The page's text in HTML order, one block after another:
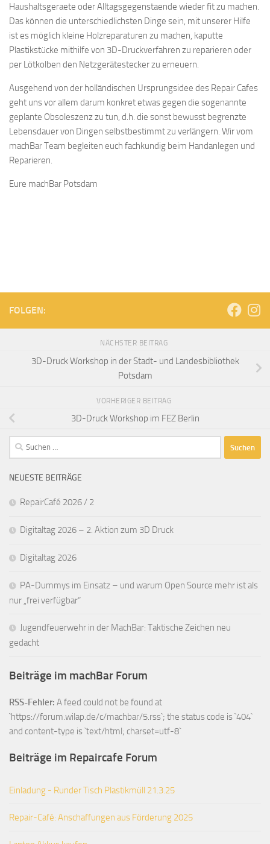
Haushaltsgeraete oder Alltagsgegenstaende wieder fit zu machen.
Das können die unterschiedlichsten Dinge sein, mit unserer Hilfe
ist es möglich kleine Holzreparaturen zu machen, kaputte
Plastikstücke mithilfe von 3D-Druckverfahren zu reparieren oder
per Lötkolben den Netzgerätestecker zu erneuern.
Ausgehend von der holländischen Ursprungsidee des Repair Cafes
geht uns vor allem darum konkret etwas gegen die sogenannte
geplante Obsoleszenz zu tun, d.h. die sonst bewusst begrenzte
Lebensdauer von Dingen selbstbestimmt zu verlängern. Wir vom
machBar Team begleiten euch fachkundig beim Handanlegen und
Reparieren.
Eure machBar Potsdam
FOLGEN:
NÄCHSTER BEITRAG
3D-Druck Workshop in der Stadt- und Landesbibliothek
Potsdam
VORHERIGER BEITRAG
3D-Druck Workshop im FEZ Berlin
Suchen
nach:
NEUESTE BEITRÄGE
RepairCafé 2026 / 2
Digitaltag 2026 – 2. Aktion zum 3D Druck
Digitaltag 2026
PA-Dummys im Einsatz – und warum Open Source mehr ist als
nur „frei verfügbar“
Jugendfeuerwehr in der MachBar: Taktische Zeichen neu
gedacht
Beiträge im machBar Forum
RSS-Fehler: A feed could not be found at
`https://forum.wilap.de/c/machbar/5.rss`; the status code is `404`
and content-type is `text/html; charset=utf-8`
Beiträge im Repaircafe Forum
Einladung - Runder Tisch Plastikmüll 21.3.25
Repair-Café: Anschaffungen aus Förderung 2025